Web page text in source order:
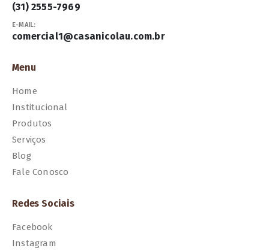
(31) 2555-7969
E-MAIL:
comercial1@casanicolau.com.br
Menu
Home
Institucional
Produtos
Serviços
Blog
Fale Conosco
Redes Sociais
Facebook
Instagram